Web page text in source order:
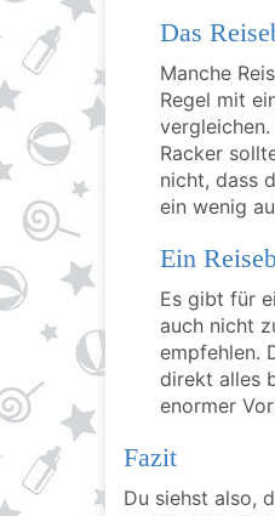
Das
Manche
Regel mit
Racker
nicht, dass
ein wenig
Ein
Es gibt für
auch nicht
empfehlen.
direkt alles
enormer
Fazit
Du siehst also,